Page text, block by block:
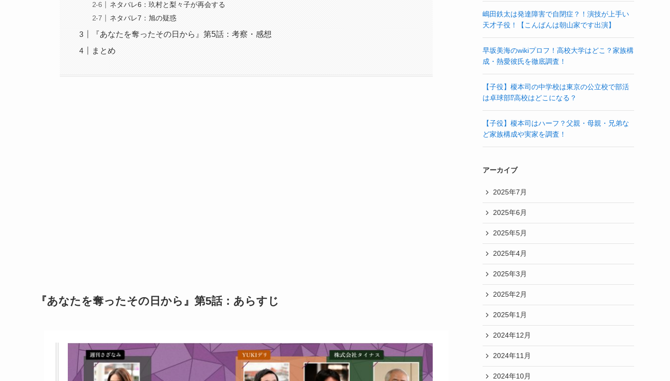
ネタバレ6：玖村と梨々子が再会する
ネタバレ7：旭の疑惑
『あなたを奪ったその日から』第5話：考察・感想
まとめ
『あなたを奪ったその日から』第5話：あらすじ
嶋田鉄太は発達障害で自閉症？！演技が上手い
天才子役！【こんばんは朝山家です出演】
早坂美海のwikiプロフ！高校大学はどこ？家族構
成・熱愛彼氏を徹底調査！
【子役】榎本司の中学校は東京の公立校で部活
は卓球部⁉高校はどこになる？
【子役】榎本司はハーフ？父親・母親・兄弟な
ど家族構成や実家を調査！
アーカイブ
2025年7月
2025年6月
2025年5月
2025年4月
2025年3月
2025年2月
2025年1月
2024年12月
2024年11月
2024年10月